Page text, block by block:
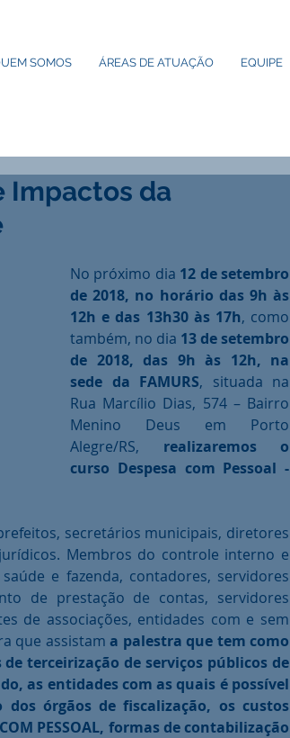
SOMOS ÁREAS DE ATUAÇÃO EQUIPE
Impactos da
No próximo dia 12 de setembro
de 2018, no horário das 9h às
12h e das 13h30 às 17h, como
também, no dia 13 de setembro
de 2018, das 9h às 12h, na
sede da FAMURS, situada na
Rua Marcílio Dias, 574 – Bairro
Menino Deus em Porto
Alegre/RS, realizaremos o
curso Despesa com Pessoal -
secretários municipais, diretores
Membros do controle interno e
e fazenda, contadores, servidores
de prestação de contas, servidores
de associações, entidades com e sem
que assistam a palestra que tem como
terceirização de serviços públicos de
as entidades com as quais é possível
órgãos de fiscalização, os custos
PESSOAL, formas de contabilização